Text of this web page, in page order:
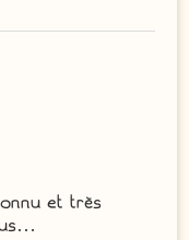
et très